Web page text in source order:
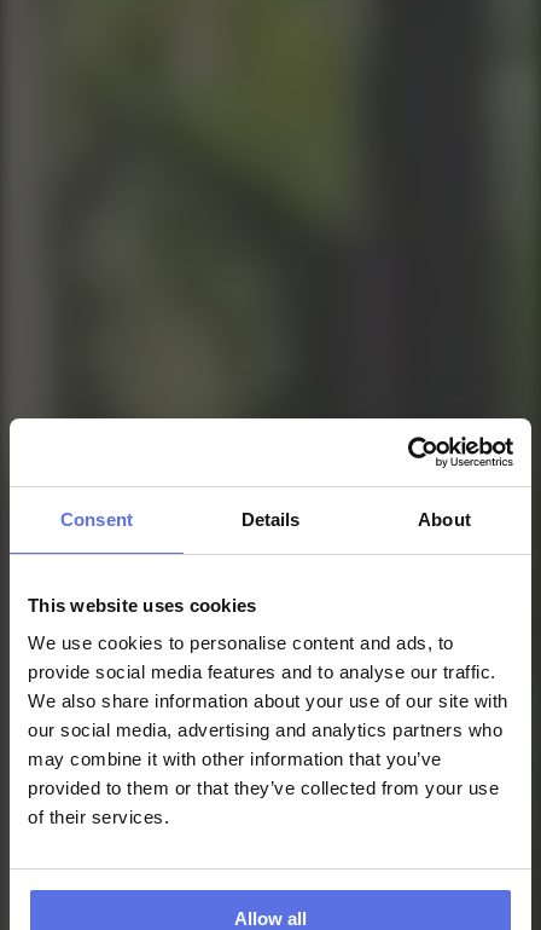
Consent Details About
This website uses cookies
We use cookies to personalise content and ads, to
provide social media features and to analyse our traffic.
We also share information about your use of our site with
our social media, advertising and analytics partners who
may combine it with other information that you’ve
provided to them or that they’ve collected from your use
of their services.
Allow all
x
gezondheid en
fitness in perfect
balans